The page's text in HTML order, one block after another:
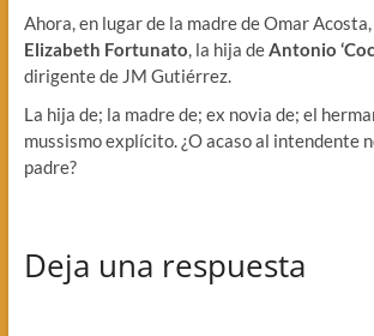
Ahora, en lugar de la madre de Omar
Elizabeth Fortunato, la hija deAntonio
dirigente de JM Gutiérrez.
La hija de; la madre de; ex novia de; el
mussismo explícito. ¿O acaso al intendente
padre?
Deja una respuesta